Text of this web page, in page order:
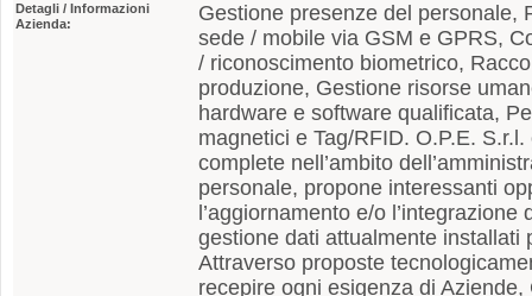
Detagli / Informazioni
Azienda:
Gestione presenze del personale,
sede / mobile via GSM e GPRS,
/ riconoscimento biometrico,
produzione, Gestione risorse
hardware e software qualificata,
magnetici e Tag/RFID. O.P.E.
complete nell’ambito
personale, propone interessanti
l’aggiornamento e/o
gestione dati attualmente installati
Attraverso proposte
recepire ogni esigenza di